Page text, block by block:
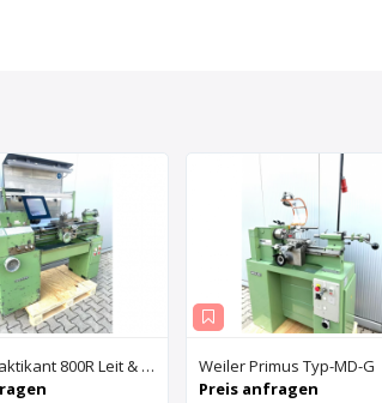
WEILER Praktikant 800R Leit & Zugspindeldrehmaschine
Weiler Primus Typ-MD-G
Preis anfragen